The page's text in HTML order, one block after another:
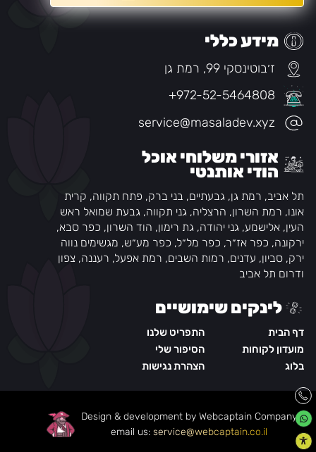
מידע כללי
ז׳בוטינסקי 99, רמת גן
+972-52-5464808
service@masaladev.xyz
אזורי משלוחי אוכל
הודי אותנטי
תל אביב, רמת גן, גבעתיים, בני ברק, פתח תקווה, קרית
אונו, רמת השרון, הרצליה, גני תקווה, גבעת שמואל ראש
העין, אלישמע, גני יהודה, גת רימון, הוד השרון, כפר סבא,
ירקונה, כפר אז״ר, כפר מל״ל, כפר מע״ש, מגשימים נווה
ירק, סביון, עדנים, רמות השבים, רמת אפעל, רעננה, צפון
ודרום תל אביב
לינקים שימושיים
דף הבית
התפריט שלנו
מועדון לקוחות
הסיפור שלי
בלוג
הצהרת נגישות
Design & development by Webcaptain Company
|
email us: service@webcaptain.co.il